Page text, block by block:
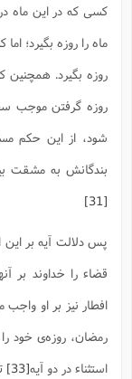
کسی که در این ماه
ماه را روزه بگیرد؛
روزه بگیرد.
روزه گرفتن موجب
شود، از این حکم
بندگانش به مشقت
پس دلالت آیه بر
قضاء را خداوند بر
افطار نیز بر او واجب
رمضان، روزه‌ی خود را
استثناء در دو آیه[33]